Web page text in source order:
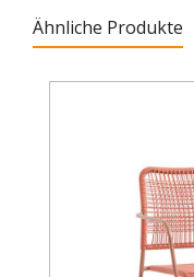
Ähnliche Produkte